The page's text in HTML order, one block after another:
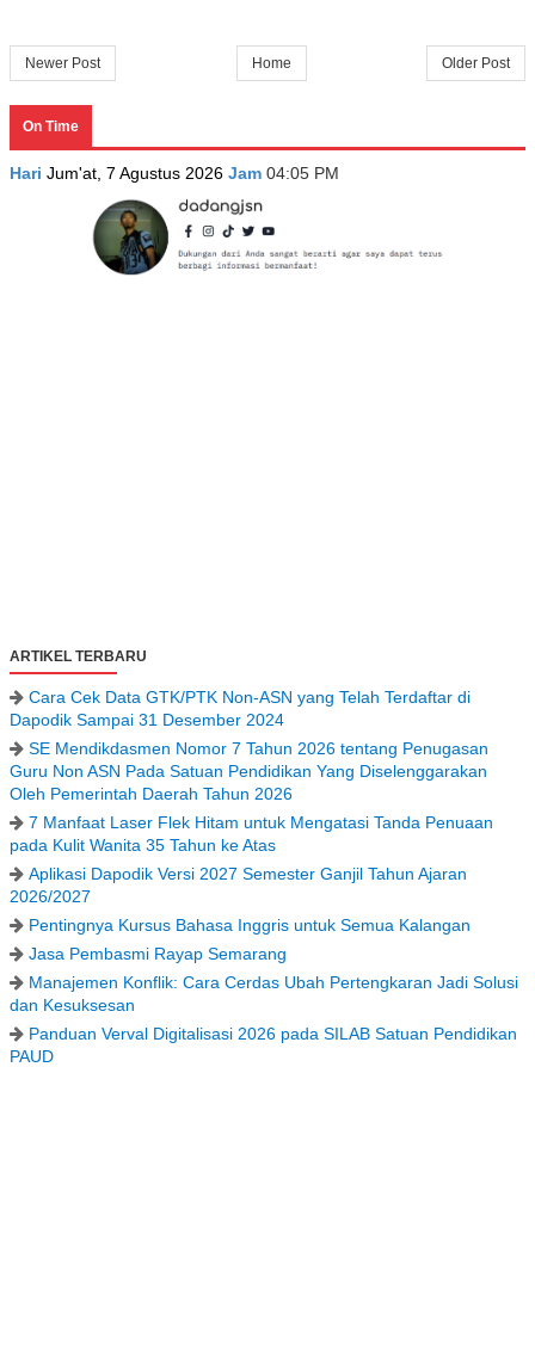
Newer Post Older Post
Home
On Time
Hari Jum'at, 7 Agustus 2026 Jam 04:05 PM
ARTIKEL TERBARU
Cara Cek Data GTK/PTK Non-ASN yang Telah Terdaftar di
Dapodik Sampai 31 Desember 2024
SE Mendikdasmen Nomor 7 Tahun 2026 tentang Penugasan
Guru Non ASN Pada Satuan Pendidikan Yang Diselenggarakan
Oleh Pemerintah Daerah Tahun 2026
7 Manfaat Laser Flek Hitam untuk Mengatasi Tanda Penuaan
pada Kulit Wanita 35 Tahun ke Atas
Aplikasi Dapodik Versi 2027 Semester Ganjil Tahun Ajaran
2026/2027
Pentingnya Kursus Bahasa Inggris untuk Semua Kalangan
Jasa Pembasmi Rayap Semarang
Manajemen Konflik: Cara Cerdas Ubah Pertengkaran Jadi Solusi
dan Kesuksesan
Panduan Verval Digitalisasi 2026 pada SILAB Satuan Pendidikan
PAUD